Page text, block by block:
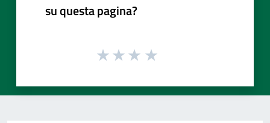
su questa pagina?